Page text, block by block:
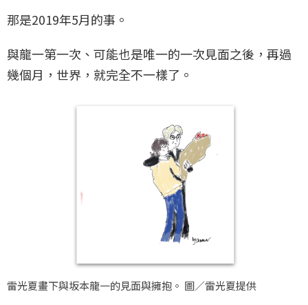
那是2019年5月的事。
與龍一第一次、可能也是唯一的一次見面之後，再過
幾個月，世界，就完全不一樣了。
雷光夏畫下與坂本龍一的見面與擁抱。 圖／雷光夏提供